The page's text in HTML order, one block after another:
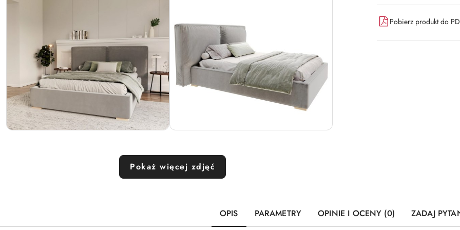
Pokaż więcej zdjęć
dostawa
Pobierz produkt do
OPIS PARAMETRY OPINIE I OCENY (0) ZADAJ